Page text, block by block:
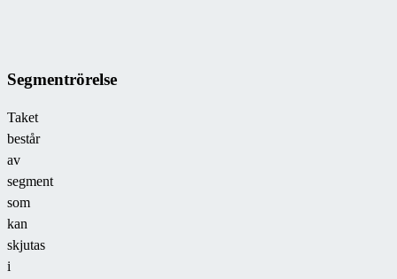
Segmentrörelse
Taket
består
av
segment
som
kan
skjutas
i